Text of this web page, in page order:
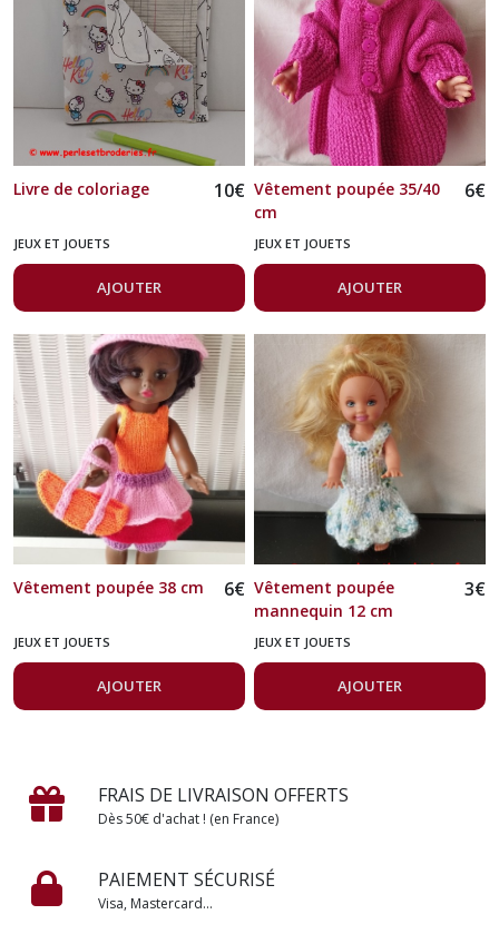
Livre de coloriage 10€
JEUX ET JOUETS
AJOUTER
Vêtement poupée 35/40
cm
6€
JEUX ET JOUETS
AJOUTER
Vêtement poupée 38 cm 6€
JEUX ET JOUETS
AJOUTER
Vêtement poupée
mannequin 12 cm
3€
JEUX ET JOUETS
AJOUTER
FRAIS DE LIVRAISON OFFERTS
Dès 50€ d'achat ! (en France)
PAIEMENT SÉCURISÉ
Visa, Mastercard...